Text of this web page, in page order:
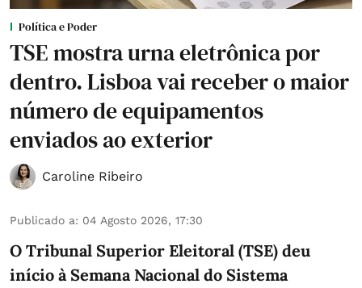
Política e Poder
TSE mostra urna eletrônica por
dentro. Lisboa vai receber o maior
número de equipamentos
enviados ao exterior
Caroline Ribeiro
Publicado a: 04 Agosto 2026, 17:30
O Tribunal Superior Eleitoral (TSE) deu
início à Semana Nacional do Sistema